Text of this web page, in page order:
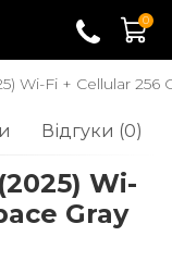
0
Wi-Fi + Cellular 256
Відгуки (0)
Wi-
Gray